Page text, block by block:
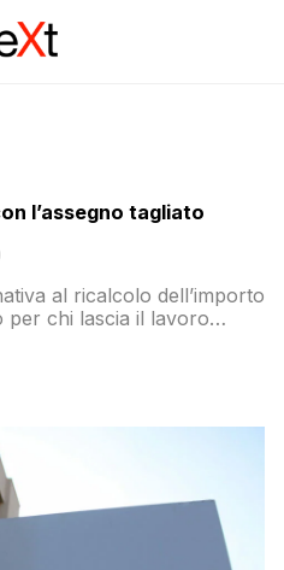
l’assegno tagliato
al ricalcolo dell’importo
chi lascia il lavoro